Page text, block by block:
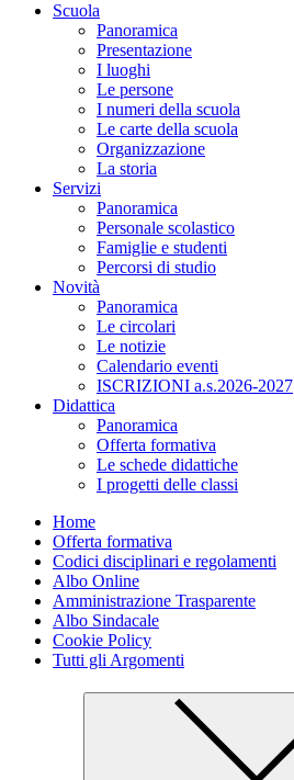
Scuola
Panoramica
Presentazione
I luoghi
Le persone
I numeri della scuola
Le carte della scuola
Organizzazione
La storia
Servizi
Panoramica
Personale scolastico
Famiglie e studenti
Percorsi di studio
Novità
Panoramica
Le circolari
Le notizie
Calendario eventi
ISCRIZIONI a.s.2026-2027
Didattica
Panoramica
Offerta formativa
Le schede didattiche
I progetti delle classi
Home
Offerta formativa
Codici disciplinari e regolamenti
Albo Online
Amministrazione Trasparente
Albo Sindacale
Cookie Policy
Tutti gli Argomenti